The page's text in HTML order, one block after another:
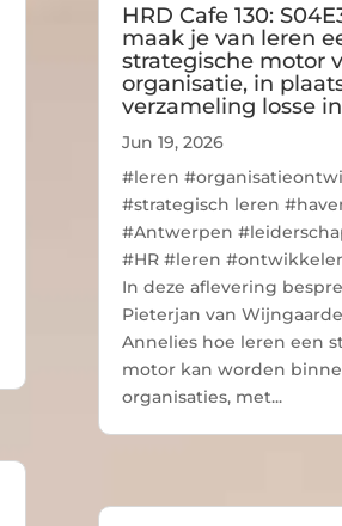
HRD Cafe 130:
maak je van leren
strategische motor
organisatie, in
verzameling losse
Jun 19, 2026
#leren
#strategisch leren
#Antwerpen
#HR #leren
In deze aflevering
Pieterjan van
Annelies hoe leren een
motor kan worden
organisaties, met...